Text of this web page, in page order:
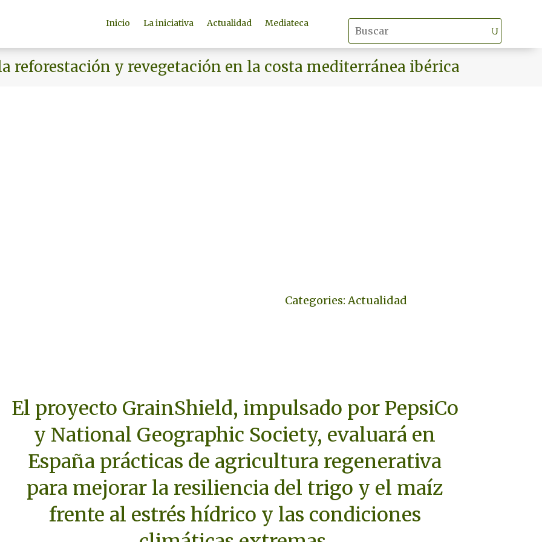
Inicio La iniciativa Actualidad Mediateca
reforestación y revegetación en la costa mediterránea ibérica
Categories:Actualidad
El proyecto GrainShield, impulsado por PepsiCo
y National Geographic Society, evaluará en
España prácticas de agricultura regenerativa
para mejorar la resiliencia del trigo y el maíz
frente al estrés hídrico y las condiciones